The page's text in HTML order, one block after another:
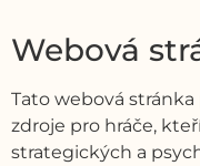
Webová
Tato webová
zdroje pro hráče,
strategických a